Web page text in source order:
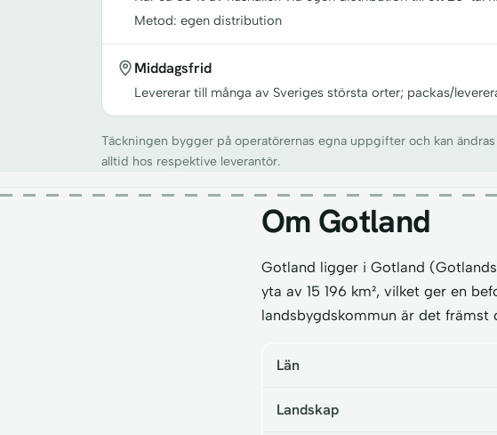
Metod: egen distribution
Middagsfrid
Levererar till många av Sveriges största orter; packas/
Täckningen bygger på operatörernas egna uppgifter och kan
alltid hos respektive leverantör.
Om Gotland
Gotland ligger i Gotland
yta av 15 196 km², vilket ger en
landsbygdskommun är det främst
Län
Landskap